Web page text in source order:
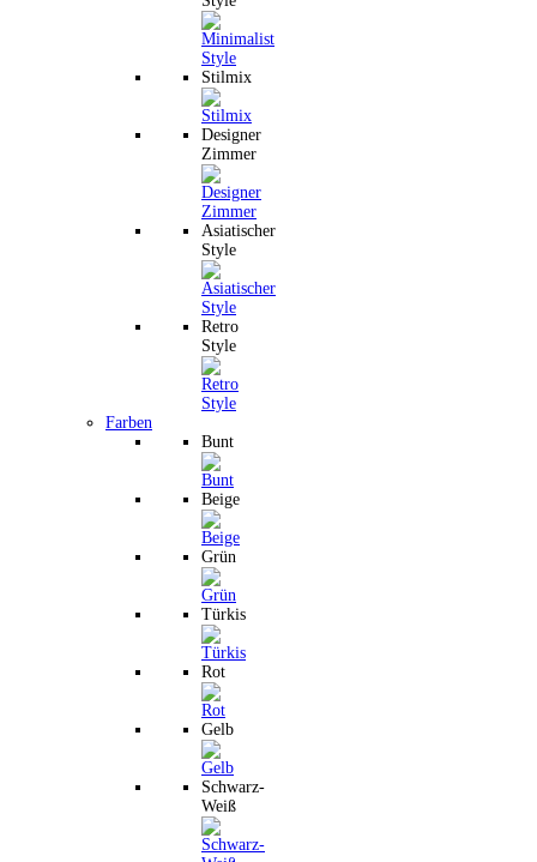
Stilmix
Designer
Zimmer
Asiatischer
Style
Retro
Style
Farben
Bunt
Beige
Grün
Türkis
Rot
Gelb
Schwarz-
Weiß